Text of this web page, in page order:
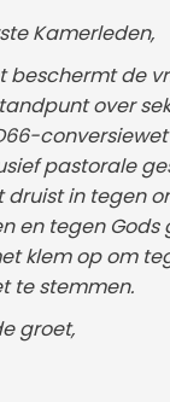
Kamerleden,
beschermt de
over
pastorale
druist in tegen
en tegen Gods
klem op om
te stemmen.
groet,